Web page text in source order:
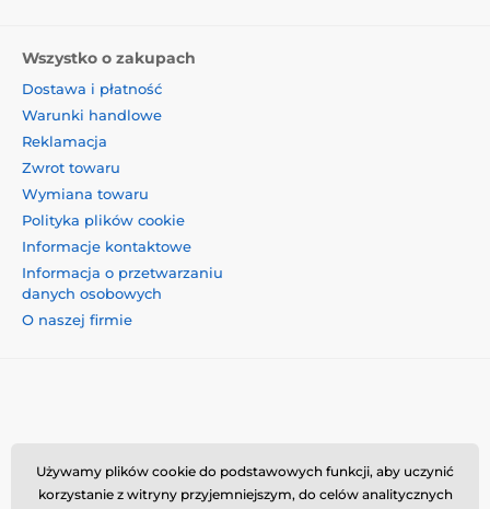
Wszystko o zakupach
Dostawa i płatność
Warunki handlowe
Reklamacja
Zwrot towaru
Wymiana towaru
Polityka plików cookie
Informacje kontaktowe
Informacja o przetwarzaniu
danych osobowych
O naszej firmie
Momanio s.r.o., Okružní 361/14, 74718, Píšť, Czechy,
VAT: CZ09604707, info@momanio.pl
Używamy plików cookie do podstawowych funkcji, aby uczynić
korzystanie z witryny przyjemniejszym, do celów analitycznych